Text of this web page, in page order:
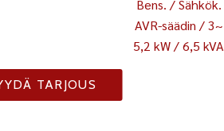
Bens. / Sähkök.
AVR-säädin / 3~
5,2 kW / 6,5 kVA
TARJOUS